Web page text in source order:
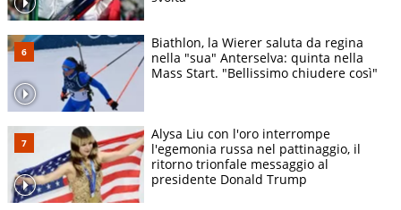
Biathlon, la Wierer saluta da regina
nella "sua" Anterselva: quinta nella
Mass Start. "Bellissimo chiudere così"
Alysa Liu con l'oro interrompe
l'egemonia russa nel pattinaggio, il
ritorno trionfale messaggio al
presidente Donald Trump